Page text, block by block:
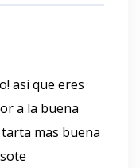
asi que eres
a la buena
mas buena